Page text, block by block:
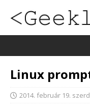
Linux
2014. február 19.